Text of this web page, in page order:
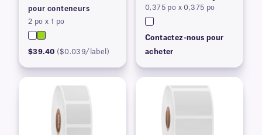
pour conteneurs
2 po x 1 po
$39.40 ($0.039/label)
0,375 po x 0,375 po
Contactez-nous pour
acheter